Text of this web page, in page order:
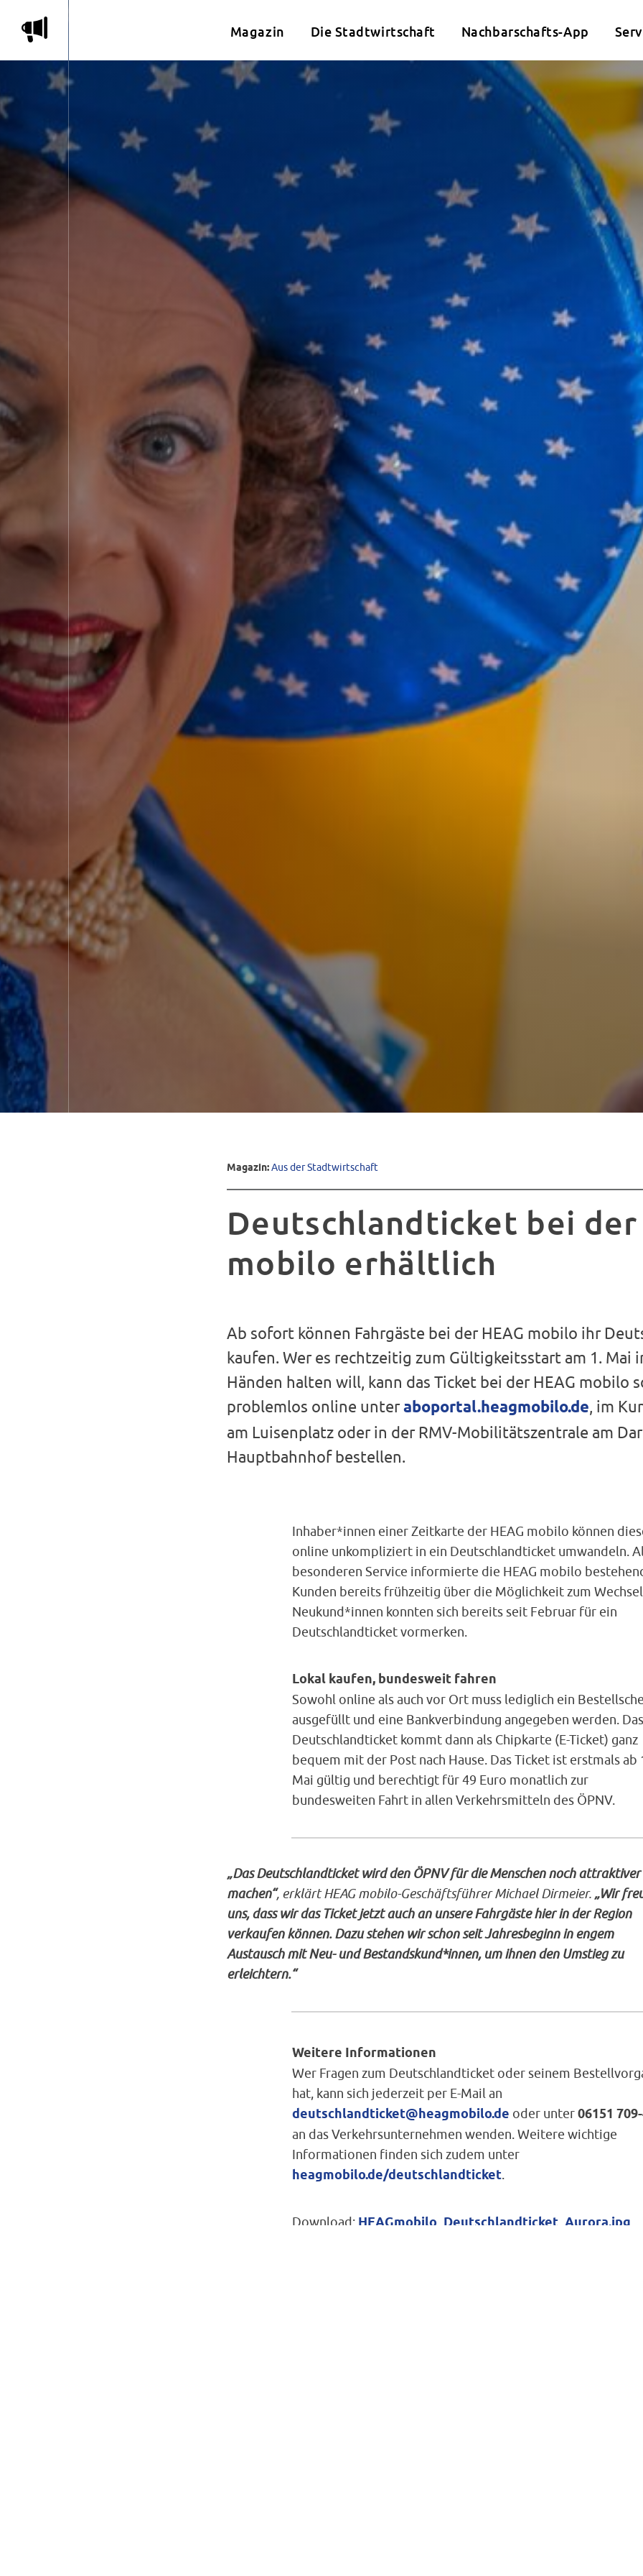
m Magazin Die Stadtwirtschaft Nachbarschafts-App
Magazin:Aus der Stadtwirtschaft
Deutschlandticket bei der
mobilo erhältlich
Ab sofort können Fahrgäste bei der HEAG mobilo ihr
kaufen. Wer es rechtzeitig zum Gültigkeitsstart am 1. Mai
Händen halten will, kann das Ticket bei der HEAG mobilo
problemlos online unteraboportal.heagmobilo.de, im
am Luisenplatz oder in der RMV-Mobilitätszentrale am
Hauptbahnhof bestellen.
Inhaber*innen einer Zeitkarte der HEAG mobilo können
online unkompliziert in ein Deutschlandticket umwandeln.
besonderen Service informierte die HEAG mobilo
Kunden bereits frühzeitig über die Möglichkeit zum
Neukund*innen konnten sich bereits seit Februar für ein
Deutschlandticket vormerken.
Lokal kaufen, bundesweit fahren
Sowohl online als auch vor Ort muss lediglich ein
ausgefüllt und eine Bankverbindung angegeben werden. Das
Deutschlandticket kommt dann als Chipkarte (E-Ticket) ganz
bequem mit der Post nach Hause. Das Ticket ist erstmals ab
Mai gültig und berechtigt für 49 Euro monatlich zur
bundesweiten Fahrt in allen Verkehrsmitteln des ÖPNV.
„Das Deutschlandticket wird den ÖPNV für die Menschen noch attraktiver
machen“, erklärt HEAG mobilo-Geschäftsführer Michael Dirmeier. „Wir
uns, dass wir das Ticket jetzt auch an unsere Fahrgäste hier in der Region
verkaufen können. Dazu stehen wir schon seit Jahresbeginn in engem
Austausch mit Neu- und Bestandskund*innen, um ihnen den Umstieg zu
erleichtern.“
Weitere Informationen
Wer Fragen zum Deutschlandticket oder seinem
hat, kann sich jederzeit per E-Mail an
deutschlandticket@heagmobilo.de oder unter06151
an das Verkehrsunternehmen wenden. Weitere wichtige
Informationen finden sich zudem unter
heagmobilo.de/deutschlandticket.
Download: HEAGmobilo_Deutschlandticket_Aurora.jpg